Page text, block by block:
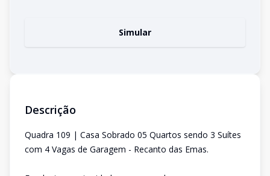
Simular
Descrição
Quadra 109 | Casa Sobrado 05 Quartos sendo 3 Suítes
com 4 Vagas de Garagem - Recanto das Emas.